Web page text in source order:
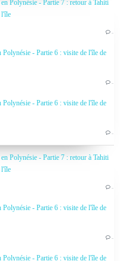
Polynésie - Partie 7 : retour à Tahiti
l'île
…
- Partie 6 : visite de l'île de
…
- Partie 6 : visite de l'île de
…
Polynésie - Partie 7 : retour à Tahiti
l'île
…
- Partie 6 : visite de l'île de
…
- Partie 6 : visite de l'île de